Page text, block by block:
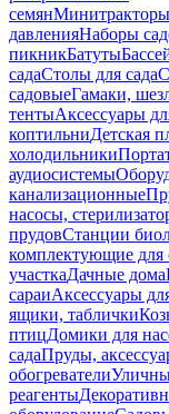
семянМинитракторы
давленияНаборы
пикникБатуты
садаСтолы для сада
садовыеГамаки,
тентыАксессуары
коптильниДетская
холодильники
аудиосистемы
канализационные
насосы,
прудовСтанции
комплектующие для
участкаДачные дома
сараиАксессуары
ящики, таблички
птицДомики для
садаПруды,
обогреватели
реагенты